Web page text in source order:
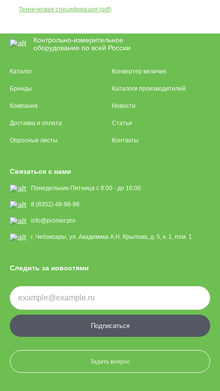
Техническая спецификация (pdf)
Контрольно-измерительное
оборудование по всей России
Каталог
Бренды
Компания
Доставка и оплата
Опросные листы
Конвертер величин
Каталоги производителей
Новости
Статьи
Контакты
Связаться с нами
Понедельник-Пятница с 8:00 - до 18:00
8 (8352) 48-98-98
info@promer.pro
г. Чебоксары, ул. Академика А.Н. Крылова, д. 5, к. 1, пом. 1
Следить за новостями
Подписаться
Задать вопрос